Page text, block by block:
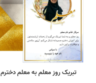
تبریک روز معلم به معلم دخترم